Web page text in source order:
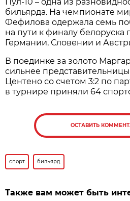
бильярда. На чемпионате
Фефилова одержала семь
на пути к финалу
Германии, Словении и
В поединке за золото
сильнее
Центено со счетом 3:2 по
в турнире приняли 64
ОСТАВИТЬ
спорт бильярд
Также вам может быть